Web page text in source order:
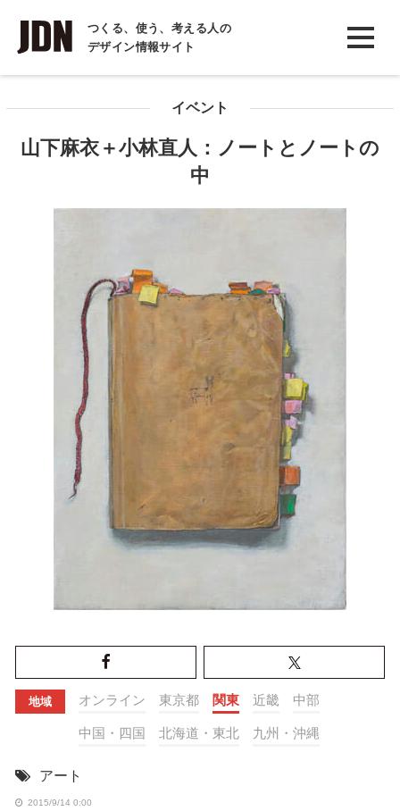
つくる、使う、考える人の
デザイン情報サイト
INTERVIEW
インタビュー
イベント
山下麻衣＋小林直人：ノートとノートの
中
地域 オンライン 東京都 関東 近畿 中部
中国・四国 北海道・東北 九州・沖縄
アート
2015/9/14 0:00